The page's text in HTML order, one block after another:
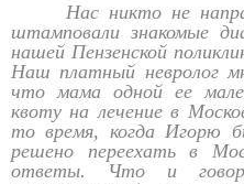
Нас никто не
штамповали знакомые
нашей Пензенской
Наш платный невролог
что мама одной ее
квоту на лечение в
то время, когда Игорю
решено переехать в
ответы. Что и